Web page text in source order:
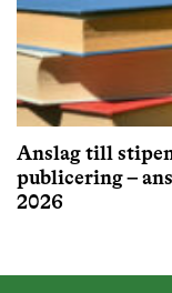
Anslag till
publicering –
2026